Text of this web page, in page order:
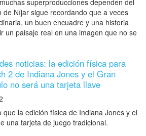
de Níjar sigue recordando que a veces
un buen encuadre y una historia
un paisaje real en una imagen que no se
noticias: la edición física para
2 de Indiana Jones y el Gran
no será una tarjeta llave
que la edición física de Indiana Jones y el
una tarjeta de juego tradicional.